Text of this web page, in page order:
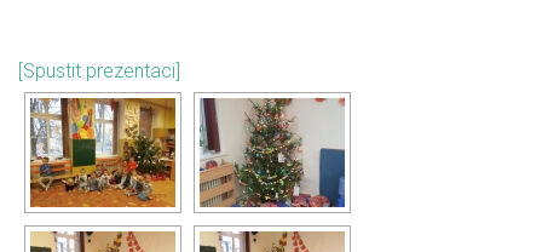
[Spustit prezentaci]